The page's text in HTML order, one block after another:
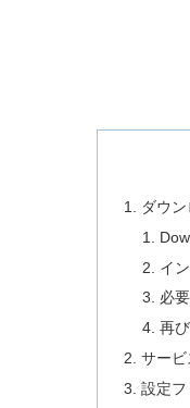
ダウ
イ
必
再
サービ
設定